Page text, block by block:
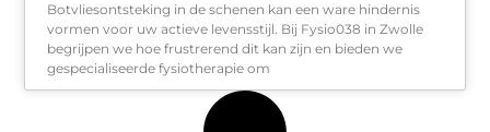
Botvliesontsteking in de schenen kan een ware hindernis
vormen voor uw actieve levensstijl. Bij Fysio038 in Zwolle
begrijpen we hoe frustrerend dit kan zijn en bieden we
gespecialiseerde fysiotherapie om